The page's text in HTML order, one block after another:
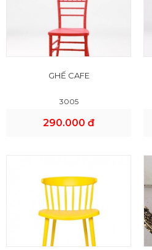
GHẾ CAFE
3005
290.000 đ